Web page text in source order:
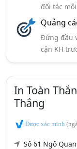
đối tác
Quảng
Đứng đầu
cận KH
In Toàn
Thắng
Được xác minh
Số 61 Ngô